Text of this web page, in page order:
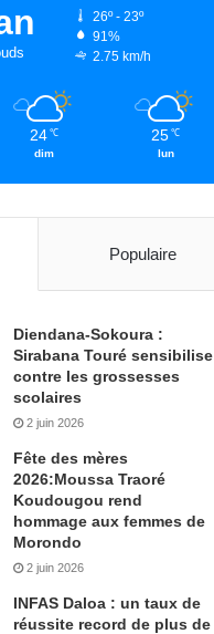
26º - 23º
91%
2.75 km/h
24 ℃
dim
25 ℃
lun
Populaire
Diendana-Sokoura :
Sirabana Touré sensibilise
contre les grossesses
scolaires
2 juin 2026
Fête des mères
2026:Moussa Traoré
Koudougou rend
hommage aux femmes de
Morondo
2 juin 2026
INFAS Daloa : un taux de
réussite record de plus de